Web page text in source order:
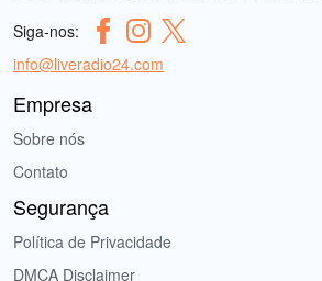
Siga-nos:
info@liveradio24.com
Empresa
Sobre nós
Contato
Segurança
Política de Privacidade
DMCA Disclaimer